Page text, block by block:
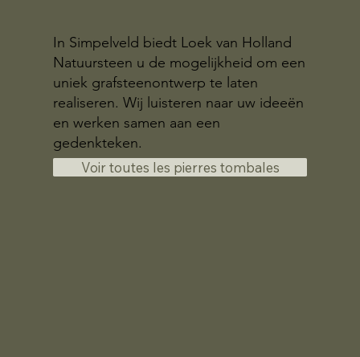
In Simpelveld biedt Loek van Holland
Natuursteen u de mogelijkheid om een
uniek grafsteenontwerp te laten
realiseren. Wij luisteren naar uw ideeën
en werken samen aan een
gedenkteken.
Voir toutes les pierres tombales